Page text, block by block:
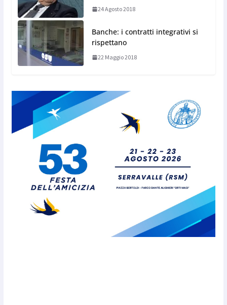
24 Agosto 2018
Banche: i contratti integrativi si
rispettano
22 Maggio 2018